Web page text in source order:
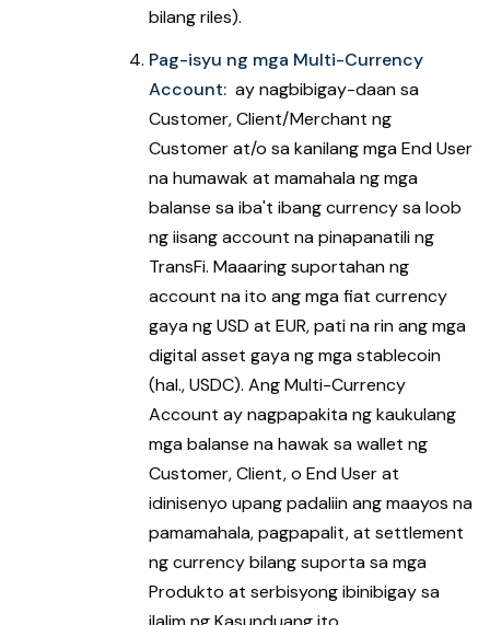
bilang riles).
Pag-isyu ng mga Multi-Currency
Account: ay nagbibigay-daan sa
Customer, Client/Merchant ng
Customer at/o sa kanilang mga End User
na humawak at mamahala ng mga
balanse sa iba't ibang currency sa loob
ng iisang account na pinapanatili ng
TransFi. Maaaring suportahan ng
account na ito ang mga fiat currency
gaya ng USD at EUR, pati na rin ang mga
digital asset gaya ng mga stablecoin
(hal., USDC). Ang Multi-Currency
Account ay nagpapakita ng kaukulang
mga balanse na hawak sa wallet ng
Customer, Client, o End User at
idinisenyo upang padaliin ang maayos na
pamamahala, pagpapalit, at settlement
ng currency bilang suporta sa mga
Produkto at serbisyong ibinibigay sa